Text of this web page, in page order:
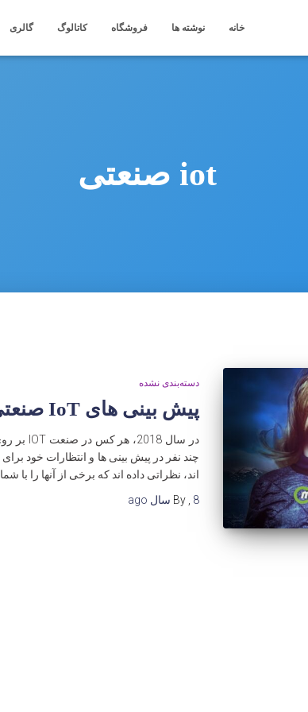
خانه نوشته ها فروشگاه کاتالوگ گالری
iot صنعتی
دسته‌بندی نشده
پیش بینی های IoT صنعتی تا سال 2019
اند، نظراتی داده اند که برخی از آنها را با شما
By
8 سال